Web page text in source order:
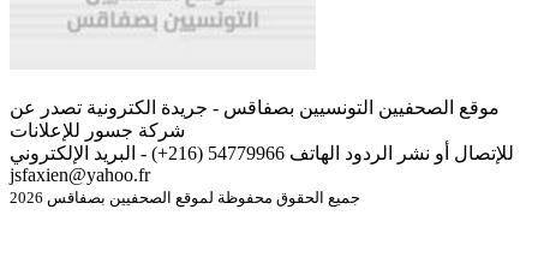
موقع الصحفيين التونسيين بصفاقس - جريدة الكترونية تصدر عن
شركة جسور للإعلانات
للإتصال أو نشر الردود الهاتف 54779966 (216+) - البريد الإلكتروني
jsfaxien@yahoo.fr
جميع الحقوق محفوظة لموقع الصحفيين بصفاقس 2026